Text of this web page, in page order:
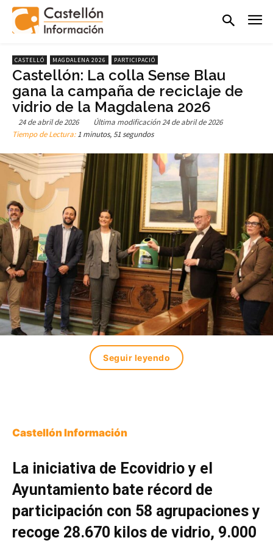
CASTELLÓ MAGDALENA 2026 PARTICIPACIÓ
Castellón: La colla Sense Blau
gana la campaña de reciclaje de
vidrio de la Magdalena 2026
24 de abril de 2026 Última modificación24 de abril de 2026
Tiempo de Lectura:1 minutos, 51 segundos
Seguir leyendo
Castellón Información
La iniciativa de Ecovidrio y el
Ayuntamiento bate récord de
participación con 58 agrupaciones y
recoge 28.670 kilos de vidrio, 9.000